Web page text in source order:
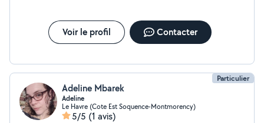
Voir le profil Contacter
Particulier
Adeline Mbarek
Adeline
Le Havre (Cote Est Soquence-Montmorency)
5/5 (1 avis)